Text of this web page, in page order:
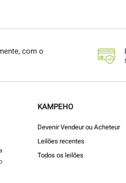
com o
KAMPEHO
Devenir Vendeur ou Acheteur
Leilões recentes
Todos os leilões